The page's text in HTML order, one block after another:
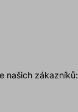
našich zákazníků: